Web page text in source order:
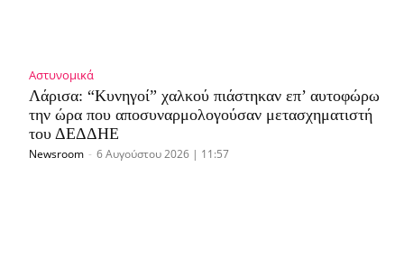
Αστυνομικά
Λάρισα: “Κυνηγοί” χαλκού πιάστηκαν επ’ αυτοφώρω
την ώρα που αποσυναρμολογούσαν μετασχηματιστή
του ΔΕΔΔΗΕ
Newsroom - 6 Αυγούστου 2026 | 11:57